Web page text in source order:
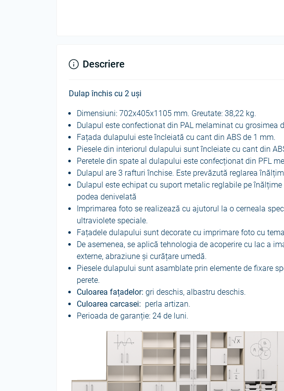
Descriere
Dulap închis cu 2 uși
Dimensiuni: 702х405х1105 mm. Greutate: 38,22 kg.
Dulapul este confectionat din PAL melaminat cu grosimea
Fațada dulapului este încleiată cu cant din ABS de 1 mm.
Piesele din interiorul dulapului sunt încleiate cu cant din
Peretele din spate al dulapului este confecționat din PFL
Dulapul are 3 rafturi închise. Este prevăzută reglarea
Dulapul este echipat cu suport metalic reglabile pe
podea denivelată
Imprimarea foto se realizează cu ajutorul la o cerneala
ultraviolete speciale.
Fațadele dulapului sunt decorate cu imprimare foto cu
De asemenea, se aplică tehnologia de acoperire cu lac a
externe, abraziune și curățare umedă.
Piesele dulapului sunt asamblate prin elemente de fixare
perete.
Culoarea fațadelor: gri deschis, albastru deschis.
Culoarea carcasei: perla artizan.
Perioada de garanție: 24 de luni.